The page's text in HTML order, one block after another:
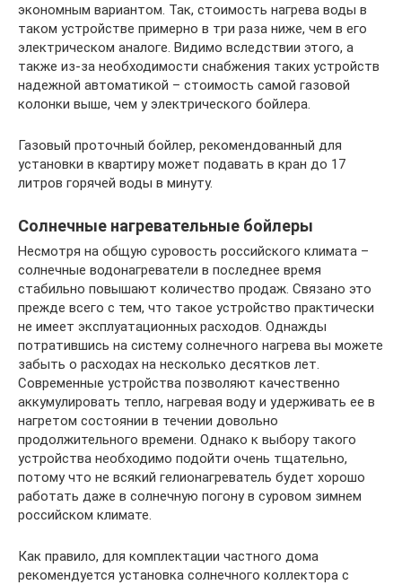
экономным вариантом. Так, стоимость нагрева воды в
таком устройстве примерно в три раза ниже, чем в его
электрическом аналоге. Видимо вследствии этого, а
также из-за необходимости снабжения таких устройств
надежной автоматикой – стоимость самой газовой
колонки выше, чем у электрического бойлера.
Газовый проточный бойлер, рекомендованный для
установки в квартиру может подавать в кран до 17
литров горячей воды в минуту.
Солнечные нагревательные бойлеры
Несмотря на общую суровость российского климата –
солнечные водонагреватели в последнее время
стабильно повышают количество продаж. Связано это
прежде всего с тем, что такое устройство практически
не имеет эксплуатационных расходов. Однажды
потратившись на систему солнечного нагрева вы можете
забыть о расходах на несколько десятков лет.
Современные устройства позволяют качественно
аккумулировать тепло, нагревая воду и удерживать ее в
нагретом состоянии в течении довольно
продолжительного времени. Однако к выбору такого
устройства необходимо подойти очень тщательно,
потому что не всякий гелионагреватель будет хорошо
работать даже в солнечную погону в суровом зимнем
российском климате.
Как правило, для комплектации частного дома
рекомендуется установка солнечного коллектора с